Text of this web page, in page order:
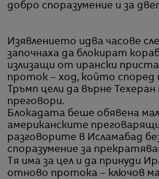
добро споразумение и за
Изявлението идва часове
започнаха да блокират
излизащи от ирански
проток – ход, който според
Тръмп цели да върне
преговори.
Блокадата беше обявена
американските
разговорите в Исламабад
споразумение за
Тя има за цел и да принуди
отново протока – ключов